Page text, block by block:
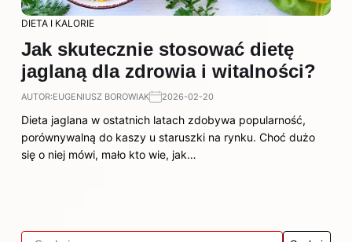
DIETA I KALORIE
Jak skutecznie stosować dietę
jaglaną dla zdrowia i witalności?
AUTOR:EUGENIUSZ BOROWIAK 2026-02-20
Dieta jaglana w ostatnich latach zdobywa popularność,
porównywalną do kaszy u staruszki na rynku. Choć dużo
się o niej mówi, mało kto wie, jak…